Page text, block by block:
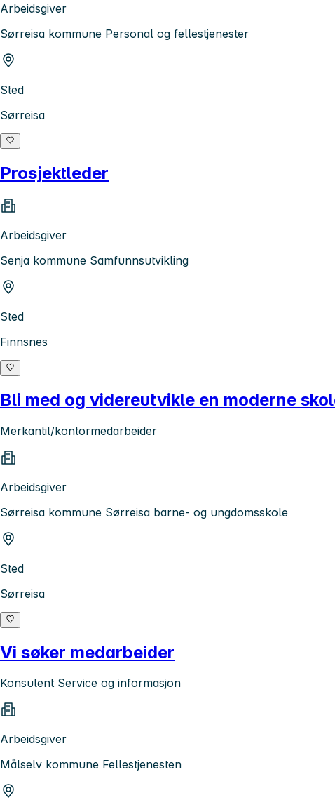
Arbeidsgiver
Sørreisa kommune Personal og fellestjenester
Sted
Sørreisa
Prosjektleder
Arbeidsgiver
Senja kommune Samfunnsutvikling
Sted
Finnsnes
Bli med og videreutvikle en moderne
Merkantil/kontormedarbeider
Arbeidsgiver
Sørreisa kommune Sørreisa barne- og ungdomsskole
Sted
Sørreisa
Vi søker medarbeider
Konsulent Service og informasjon
Arbeidsgiver
Målselv kommune Fellestjenesten